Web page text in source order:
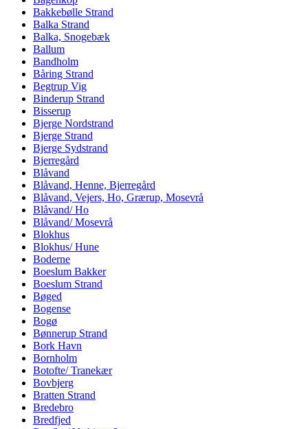
Bakkebølle Strand
Balka Strand
Balka, Snogebæk
Ballum
Bandholm
Båring Strand
Begtrup Vig
Binderup Strand
Bisserup
Bjerge Nordstrand
Bjerge Strand
Bjerge Sydstrand
Bjerregård
Blåvand
Blåvand, Henne, Bjerregård
Blåvand, Vejers, Ho, Grærup, Mosevrå
Blåvand/ Ho
Blåvand/ Mosevrå
Blokhus
Blokhus/ Hune
Boderne
Boeslum Bakker
Boeslum Strand
Bøged
Bogense
Bogø
Bønnerup Strand
Bork Havn
Bornholm
Botofte/ Tranekær
Bovbjerg
Bratten Strand
Bredebro
Bredfjed